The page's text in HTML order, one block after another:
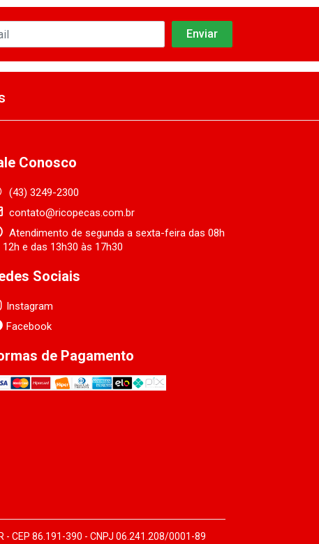
Conosco
(43) 3249-2300
contato@ricopecas.com.br
Atendimento de segunda a sexta-feira das 08h
12h e das 13h30 às 17h30
Sociais
Instagram
Facebook
de Pagamento
CEP 86.191-390 - CNPJ 06.241.208/0001-89